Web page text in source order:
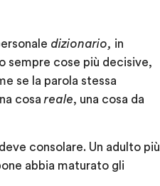
dizionario, in
sempre cose più decisive,
se la parola stessa
cosa reale, una cosa da
consolare. Un adulto più
abbia maturato gli